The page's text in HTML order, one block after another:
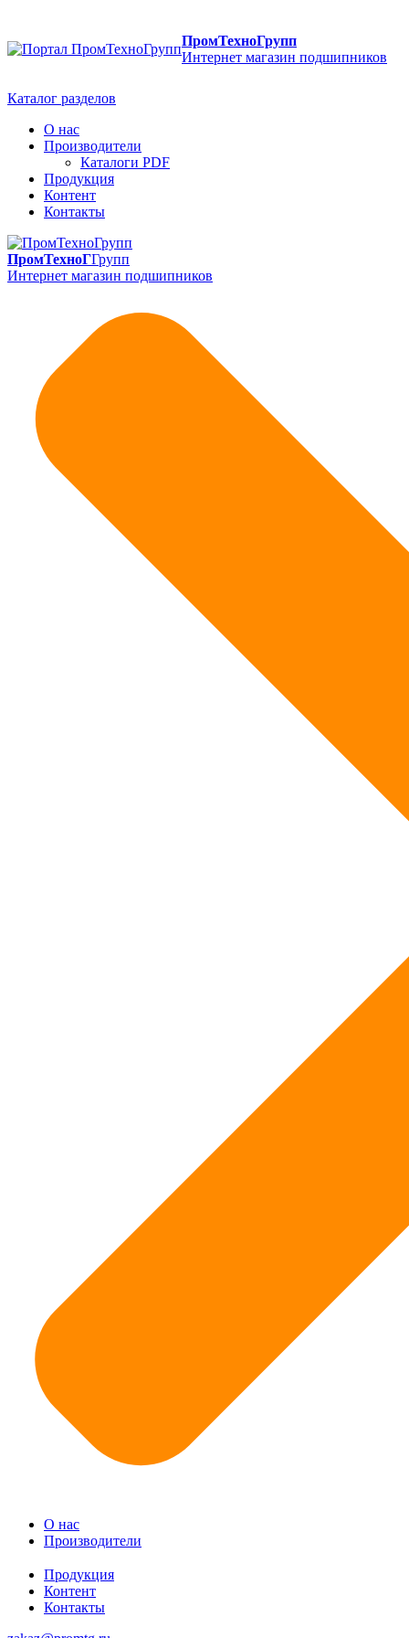
ПромТехноГрупп
Интернет магазин подшипников
Каталог разделов
О нас
Производители
Каталоги PDF
Продукция
Контент
Контакты
ПромТехноГГрупп
Интернет магазин подшипников
О нас
Производители
Продукция
Контент
Контакты